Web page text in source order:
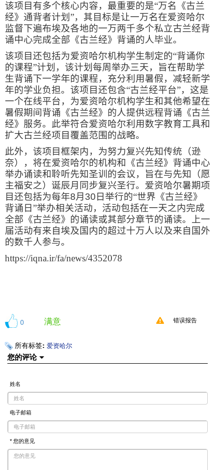
该项目有多个核心内容，最重要的是“万名《古兰
经》通背者计划”，其目标是让一万名在爱资哈尔
监督下遍布埃及各地的一万两千多个私立古兰经背
诵中心完成全部《古兰经》背诵的人毕业。
该项目还包括为爱资哈尔机构学生制定的“背诵你
的课程”计划，该计划每周举办三天，旨在帮助学
生背诵下一学年的课程，充分利用暑假，减轻新学
年的学业负担。该项目还包含“古兰经平台”，这是
一个在线平台，为爱资哈尔机构学生和其他希望在
暑假期间背诵《古兰经》的人提供远程背诵《古兰
经》服务。此举符合爱资哈尔利用数字教育工具和
扩大古兰经项目覆盖范围的战略。
此外，该项目框架内，为努力复兴先知传统（逊
奈），将在爱资哈尔的机构和《古兰经》背诵中心
举办诵读和聆听先知圣训的会议，旨在与先知（愿
主福安之）诞辰月同步复兴圣行。爱资哈尔暑期项
目还包括为每年8月 30 日举行的“世界《古兰经》
背诵日”举办相关活动，活动包括在一天之内完成
全部《古兰经》的诵读或其部分章节的诵读。上一
届活动有来自埃及国内的超过十万人以及来自国外
的数千人参与。
https://iqna.ir/fa/news/4352078
0 满意 错误报告
所有标签: 爱资哈尔
您的评论
姓名
电子邮箱
* 您的意见